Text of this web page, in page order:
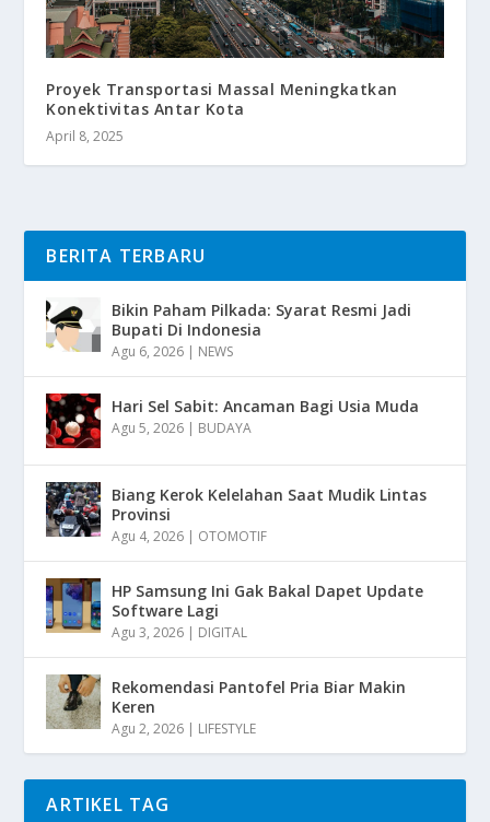
Proyek Transportasi Massal Meningkatkan
Konektivitas Antar Kota
April 8, 2025
BERITA TERBARU
Bikin Paham Pilkada: Syarat Resmi Jadi
Bupati Di Indonesia
Agu 6, 2026 | NEWS
Hari Sel Sabit: Ancaman Bagi Usia Muda
Agu 5, 2026 | BUDAYA
Biang Kerok Kelelahan Saat Mudik Lintas
Provinsi
Agu 4, 2026 | OTOMOTIF
HP Samsung Ini Gak Bakal Dapet Update
Software Lagi
Agu 3, 2026 | DIGITAL
Rekomendasi Pantofel Pria Biar Makin
Keren
Agu 2, 2026 | LIFESTYLE
ARTIKEL TAG